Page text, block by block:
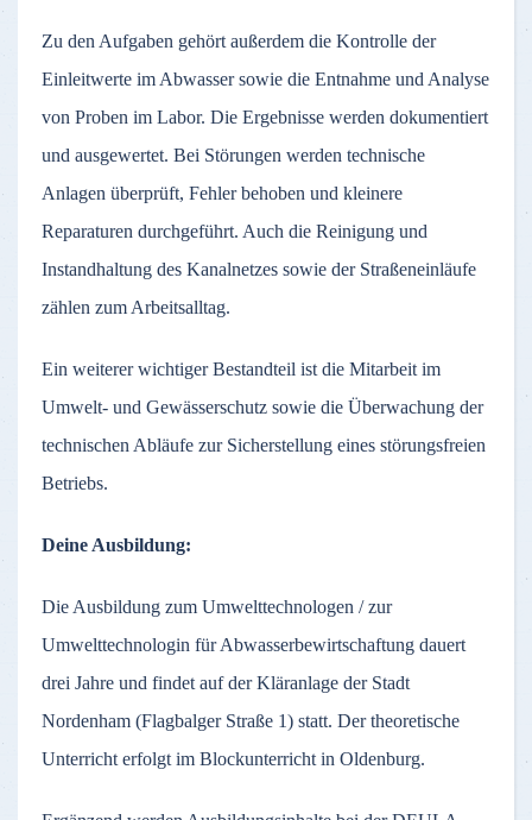
Zu den Aufgaben gehört außerdem die Kontrolle der
Einleitwerte im Abwasser sowie die Entnahme und Analyse
von Proben im Labor. Die Ergebnisse werden dokumentiert
und ausgewertet. Bei Störungen werden technische
Anlagen überprüft, Fehler behoben und kleinere
Reparaturen durchgeführt. Auch die Reinigung und
Instandhaltung des Kanalnetzes sowie der Straßeneinläufe
zählen zum Arbeitsalltag.
Ein weiterer wichtiger Bestandteil ist die Mitarbeit im
Umwelt- und Gewässerschutz sowie die Überwachung der
technischen Abläufe zur Sicherstellung eines störungsfreien
Betriebs.
Deine Ausbildung:
Die Ausbildung zum Umwelttechnologen / zur
Umwelttechnologin für Abwasserbewirtschaftung dauert
drei Jahre und findet auf der Kläranlage der Stadt
Nordenham (Flagbalger Straße 1) statt. Der theoretische
Unterricht erfolgt im Blockunterricht in Oldenburg.